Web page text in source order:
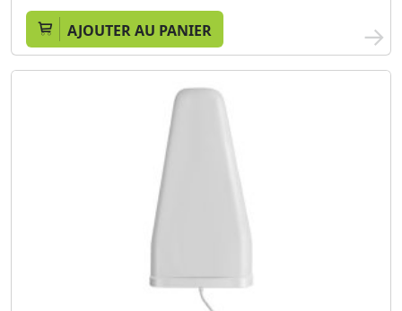
AJOUTER AU PANIER